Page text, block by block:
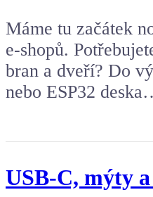
Máme tu začátek
e-shopů.
bran a dveří? Do
nebo ESP32
USB-C, mýty a